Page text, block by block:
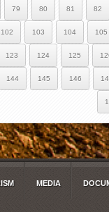
79 80 81 82
102 103 104 105
123 124 125
144 145 146
MEDIA